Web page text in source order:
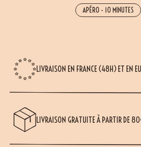
APÉRO - 10 MINUTES
LIVRAISON EN FRANCE (48H) ET EN
LIVRAISON GRATUITE À PARTIR DE